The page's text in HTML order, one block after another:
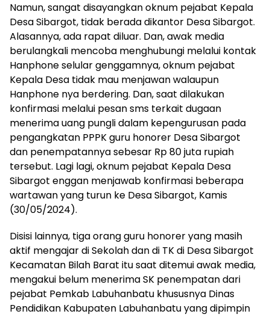
Namun, sangat disayangkan oknum pejabat Kepala
Desa Sibargot, tidak berada dikantor Desa Sibargot.
Alasannya, ada rapat diluar. Dan, awak media
berulangkali mencoba menghubungi melalui kontak
Hanphone selular genggamnya, oknum pejabat
Kepala Desa tidak mau menjawan walaupun
Hanphone nya berdering. Dan, saat dilakukan
konfirmasi melalui pesan sms terkait dugaan
menerima uang pungli dalam kepengurusan pada
pengangkatan PPPK guru honorer Desa Sibargot
dan penempatannya sebesar Rp 80 juta rupiah
tersebut. Lagi lagi, oknum pejabat Kepala Desa
Sibargot enggan menjawab konfirmasi beberapa
wartawan yang turun ke Desa Sibargot, Kamis
(30/05/2024).
Disisi lainnya, tiga orang guru honorer yang masih
aktif mengajar di Sekolah dan di TK di Desa Sibargot
Kecamatan Bilah Barat itu saat ditemui awak media,
mengakui belum menerima SK penempatan dari
pejabat Pemkab Labuhanbatu khususnya Dinas
Pendidikan Kabupaten Labuhanbatu yang dipimpin